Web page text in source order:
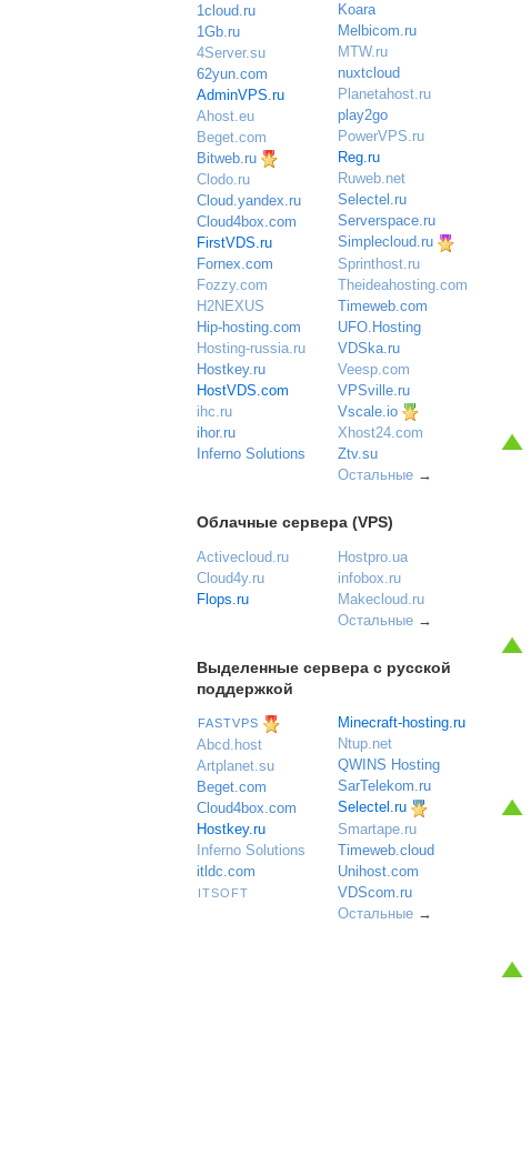
1cloud.ru
1Gb.ru
4Server.su
62yun.com
AdminVPS.ru
Ahost.eu
Beget.com
Bitweb.ru
Clodo.ru
Cloud.yandex.ru
Cloud4box.com
FirstVDS.ru
Fornex.com
Fozzy.com
H2NEXUS
Hip-hosting.com
Hosting-russia.ru
Hostkey.ru
HostVDS.com
ihc.ru
ihor.ru
Inferno Solutions
Koara
Melbicom.ru
MTW.ru
nuxtcloud
Planetahost.ru
play2go
PowerVPS.ru
Reg.ru
Ruweb.net
Selectel.ru
Serverspace.ru
Simplecloud.ru
Sprinthost.ru
Theideahosting.com
Timeweb.com
UFO.Hosting
VDSka.ru
Veesp.com
VPSville.ru
Vscale.io
Xhost24.com
Ztv.su
Остальные →
Облачные сервера (VPS)
Activecloud.ru
Cloud4y.ru
Flops.ru
Hostpro.ua
infobox.ru
Makecloud.ru
Остальные →
Выделенные сервера с русской
поддержкой
FASTVPS
Abcd.host
Artplanet.su
Beget.com
Cloud4box.com
Hostkey.ru
Inferno Solutions
itldc.com
ITSOFT
Minecraft-hosting.ru
Ntup.net
QWINS Hosting
SarTelekom.ru
Selectel.ru
Smartape.ru
Timeweb.cloud
Unihost.com
VDScom.ru
Остальные →